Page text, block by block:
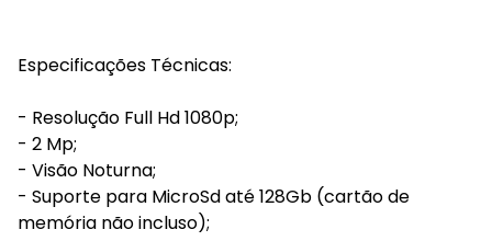
Especificações Técnicas:
- Resolução Full Hd 1080p;
- 2 Mp;
- Visão Noturna;
- Suporte para MicroSd até 128Gb (cartão de
memória não incluso);